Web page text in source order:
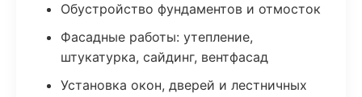
Обустройство фундаментов и отмосток
Фасадные работы: утепление,
штукатурка, сайдинг, вентфасад
Установка окон, дверей и лестничных